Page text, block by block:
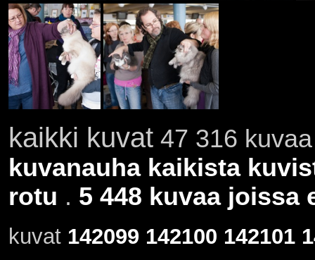
kaikki kuvat47 316
kuvanauha kaikista
rotu . 5 448 kuvaa joissa
kuvat 142099 142100 142101